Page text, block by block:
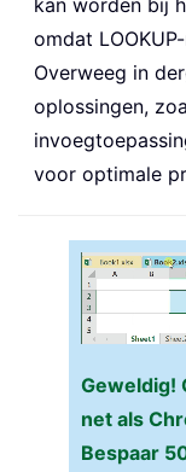
kan worden bij
omdat
Overweeg in
oplossingen,
voor optimale
Geweldig!
net als
Bespaar